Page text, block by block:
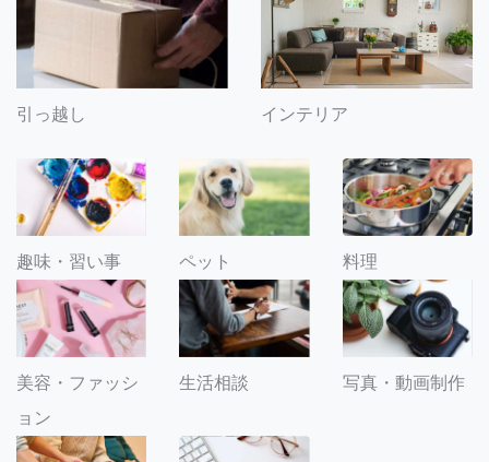
引っ越し インテリア
趣味・習い事 ペット 料理
美容・ファッシ
ョン
生活相談 写真・動画制作